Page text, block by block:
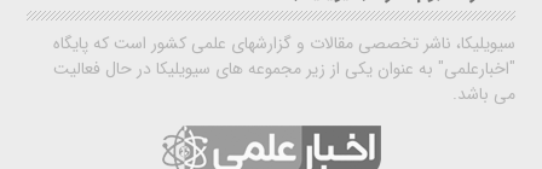
سیویلیکا، ناشر تخصصی مقالات و گزارشهای علمی کشور است که پایگاه
"اخبارعلمی" به عنوان یکی از زیر مجموعه های سیویلیکا در حال فعالیت
می باشد.